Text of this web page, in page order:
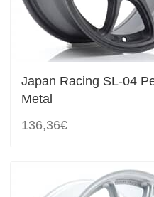
Japan Racing SL-04
Metal
136,36€